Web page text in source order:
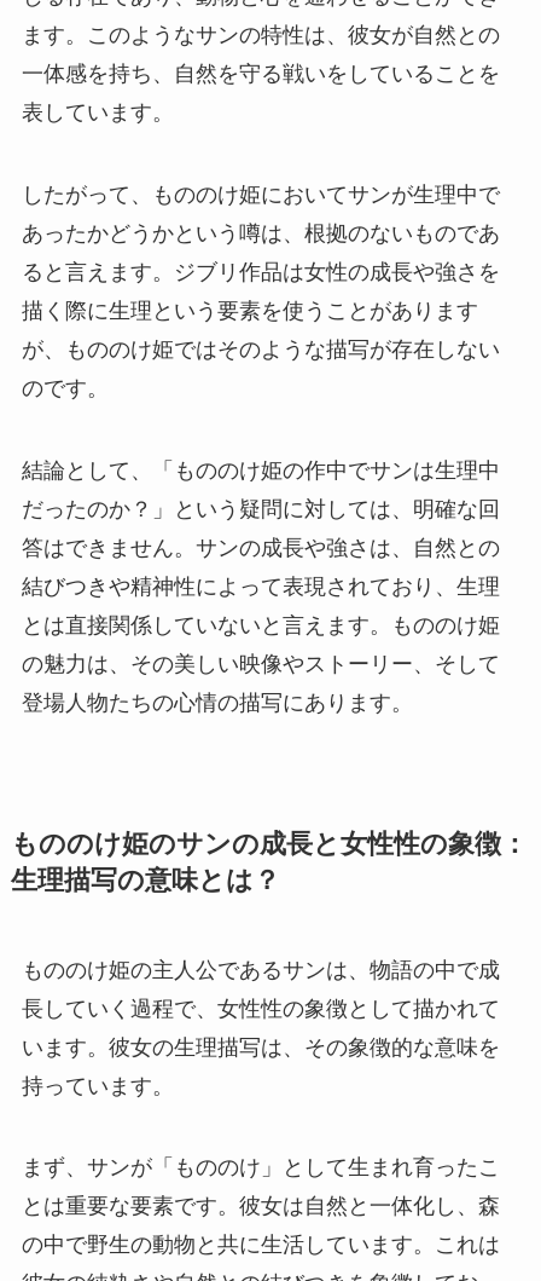
ます。このようなサンの特性は、彼女が自然との
一体感を持ち、自然を守る戦いをしていることを
表しています。
したがって、もののけ姫においてサンが生理中で
あったかどうかという噂は、根拠のないものであ
ると言えます。ジブリ作品は女性の成長や強さを
描く際に生理という要素を使うことがあります
が、もののけ姫ではそのような描写が存在しない
のです。
結論として、「もののけ姫の作中でサンは生理中
だったのか？」という疑問に対しては、明確な回
答はできません。サンの成長や強さは、自然との
結びつきや精神性によって表現されており、生理
とは直接関係していないと言えます。もののけ姫
の魅力は、その美しい映像やストーリー、そして
登場人物たちの心情の描写にあります。
もののけ姫のサンの成長と女性性の象徴：
生理描写の意味とは？
もののけ姫の主人公であるサンは、物語の中で成
長していく過程で、女性性の象徴として描かれて
います。彼女の生理描写は、その象徴的な意味を
持っています。
まず、サンが「もののけ」として生まれ育ったこ
とは重要な要素です。彼女は自然と一体化し、森
の中で野生の動物と共に生活しています。これは